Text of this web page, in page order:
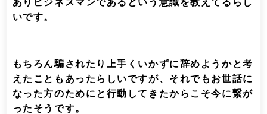
ありビジネスマンであるという意識を教えてるらし
いです。
もちろん騙されたり上手くいかずに辞めようかと考
えたこともあったらしいですが、それでもお世話に
なった方のためにと行動してきたからこそ今に繋が
ったそうです。